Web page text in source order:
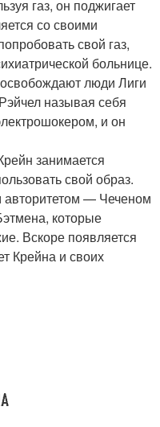
газ, он поджигает
со своими
свой газ,
больнице.
люди Лиги
называя себя
и он
занимается
свой образ.
авторитетом — Чеченом
которые
Вскоре появляется
Крейна и своих